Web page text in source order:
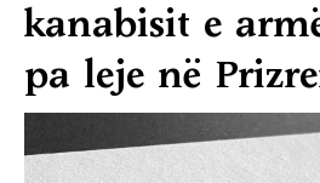
kanabisit e
pa leje në